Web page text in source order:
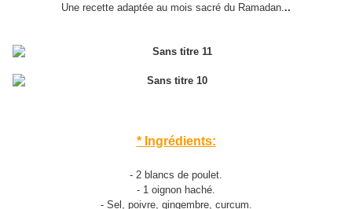
Une recette adaptée au mois sacré du Ramadan...
* Ingrédients:
- 2 blancs de poulet.
- 1 oignon haché.
- Sel, poivre, gingembre, curcum.